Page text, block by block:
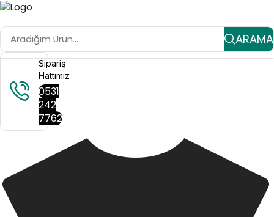
ARAMA
Sipariş
Hattımız
0531
242
7762